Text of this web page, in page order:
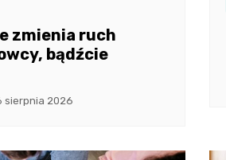
zmienia ruch
bądźcie
sierpnia 2026